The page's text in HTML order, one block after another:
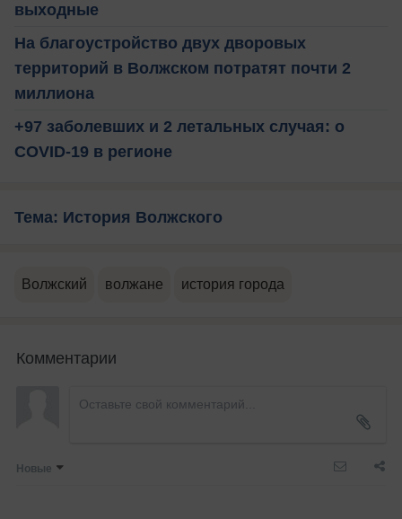
выходные
На благоустройство двух дворовых
территорий в Волжском потратят почти 2
миллиона
+97 заболевших и 2 летальных случая: о
COVID-19 в регионе
Тема: История Волжского
Волжский волжане история города
Комментарии
Новые